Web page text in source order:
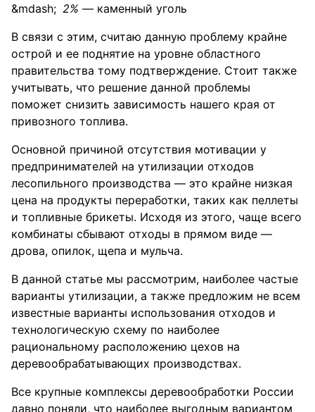
2% — каменный уголь
В связи с этим, считаю данную проблему крайне
острой и ее поднятие на уровне областного
правительства тому подтверждение. Стоит также
учитывать, что решение данной проблемы
поможет снизить зависимость нашего края от
привозного топлива.
Основной причиной отсутствия мотивации у
предпринимателей на утилизации отходов
лесопильного производства — это крайне низкая
цена на продукты переработки, таких как пеллеты
и топливные брикеты. Исходя из этого, чаще всего
комбинаты сбывают отходы в прямом виде —
дрова, опилок, щепа и мульча.
В данной статье мы рассмотрим, наиболее частые
варианты утилизации, а также предложим не всем
известные варианты использования отходов и
технологическую схему по наиболее
рациональному расположению цехов на
деревообрабатывающих производствах.
Все крупные комплексы деревообработки России
давно поняли, что наиболее выгодным вариантом